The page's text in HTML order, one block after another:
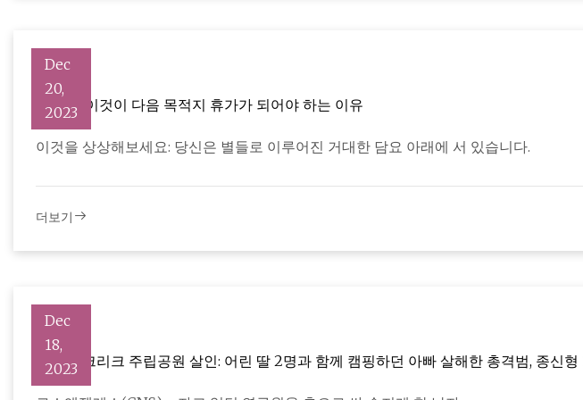
Dec
20,
2023
오로라: 이것이 다음 목적지 휴가가 되어야 하는 이유
이것을 상상해보세요: 당신은 별들로 이루어진 거대한 담요 아래에 서 있습니다.
더보기
Dec
18,
2023
말리부 크리크 주립공원 살인: 어린 딸 2명과 함께 캠핑하던 아빠 살해한 총격범, 종신형